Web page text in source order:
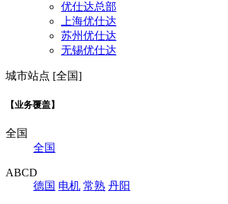
优仕达总部
上海优仕达
苏州优仕达
无锡优仕达
城市站点 [全国]
【业务覆盖】
全国
全国
ABCD
德国 电机 常熟 丹阳